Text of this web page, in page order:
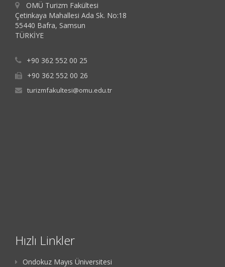
OMÜ Turizm Fakültesi
Çetinkaya Mahallesi Ada Sk. No:18
55440 Bafra, Samsun
TÜRKİYE
+90 362 552 00 25
+90 362 552 00 26
turizmfakultesi@omu.edu.tr
Hızlı Linkler
Ondokuz Mayıs Üniversitesi